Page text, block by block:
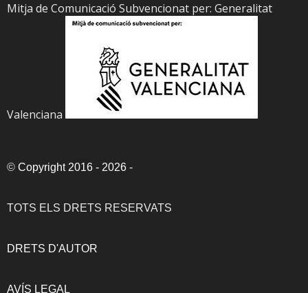
Mitja de Comunicació Subvencionat per: Generalitat
Valenciana
© Copyright 2016 - 2026 -
TOTS ELS DRETS RESERVATS
DRETS D'AUTOR
AVÍS LEGAL